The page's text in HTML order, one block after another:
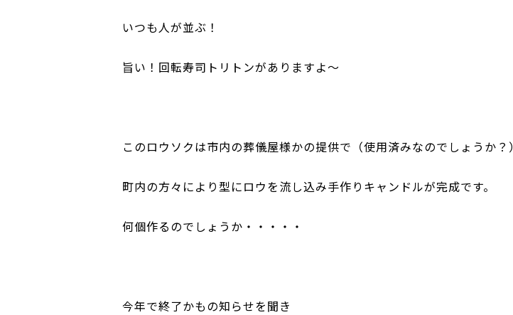
いつも人が並ぶ！
旨い！回転寿司トリトンがありますよ～
このロウソクは市内の葬儀屋様かの提供で（使用済みなのでしょうか？）
町内の方々により型にロウを流し込み手作りキャンドルが完成です。
何個作るのでしょうか・・・・・
今年で終了かもの知らせを聞き